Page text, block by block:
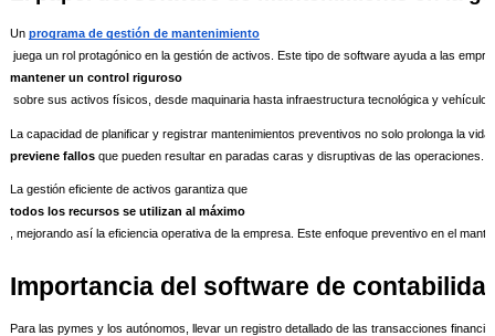
Un programa de gestión de mantenimiento
juega un rol protagónico en la gestión de activos. Este tipo de software ayuda a las
mantener un control riguroso
sobre sus activos físicos, desde maquinaria hasta infraestructura tecnológica y
La capacidad de planificar y registrar mantenimientos preventivos no solo prolonga la
previene fallos que pueden resultar en paradas caras y disruptivas de las operaciones.
La gestión eficiente de activos garantiza que
todos los recursos se utilizan al máximo
, mejorando así la eficiencia operativa de la empresa. Este enfoque preventivo en el
Importancia del software de
Para las pymes y los autónomos, llevar un registro detallado de las transacciones